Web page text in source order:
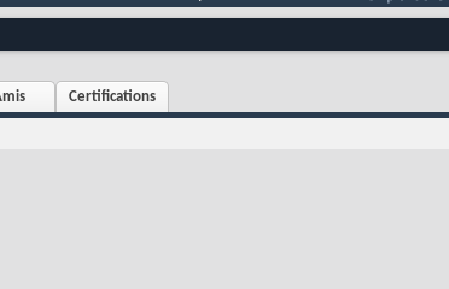
Certifications